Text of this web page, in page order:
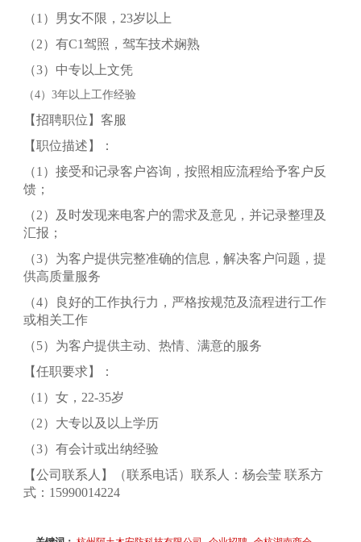
（1）男女不限，23岁以上
（2）有C1驾照，驾车技术娴熟
（3）中专以上文凭
（4）3年以上工作经验
【招聘职位】客服
【职位描述】：
（1）接受和记录客户咨询，按照相应流程给予客户反
馈；
（2）及时发现来电客户的需求及意见，并记录整理及
汇报；
（3）为客户提供完整准确的信息，解决客户问题，提
供高质量服务
（4）良好的工作执行力，严格按规范及流程进行工作
或相关工作
（5）为客户提供主动、热情、满意的服务
【任职要求】：
（1）女，22-35岁
（2）大专以及以上学历
（3）有会计或出纳经验
【公司联系人】（联系电话）联系人：杨会莹 联系方
式：15990014224